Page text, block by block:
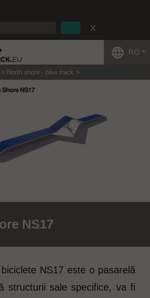
RO
North shore - bike track North Shore NS17
NS17
NS17 este o pasarelă
structurii sale specifice, va fi